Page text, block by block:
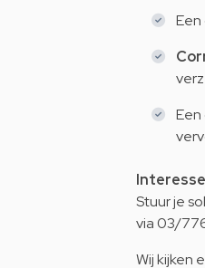
Stuur je
via 03/
Wij kijken